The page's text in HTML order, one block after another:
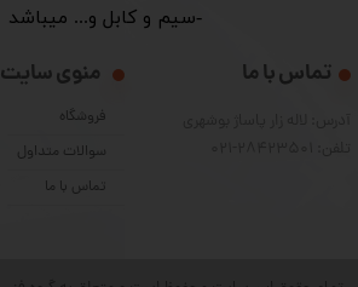
-سیم و کابل و... میباشد
منوی سایت
فروشگاه
سوالات متداول
تماس با ما
تماس با ما